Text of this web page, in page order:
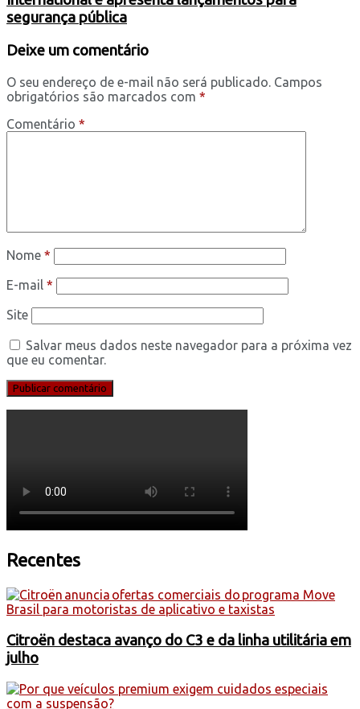
segurança pública
Deixe um comentário
O seu endereço de e-mail não será publicado. Campos
obrigatórios são marcados com *
Comentário *
Nome *
E-mail *
Site
Salvar meus dados neste navegador para a próxima vez
que eu comentar.
Recentes
Citroën destaca avanço do C3 e da linha utilitária em
julho